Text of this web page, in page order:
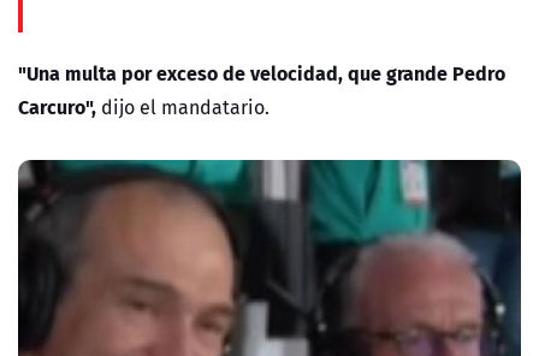
"Una multa por exceso de velocidad, que grande Pedro
Carcuro", dijo el mandatario.